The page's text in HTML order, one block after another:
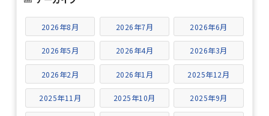
2026年8月 2026年7月 2026年6月
2026年5月 2026年4月 2026年3月
2026年2月 2026年1月 2025年12月
2025年11月 2025年10月 2025年9月